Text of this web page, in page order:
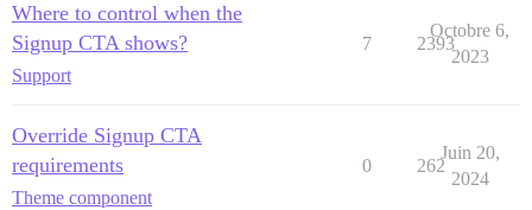
Where to control when the
Signup CTA shows?
Support
7 2393
Octobre 6,
2023
Override Signup CTA
requirements
Theme component
0 262
Juin 20,
2024